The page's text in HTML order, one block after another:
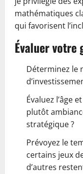
mathématiques
qui favorisent
Évaluer votre
Déterminez le
Évaluez l’âge
plutôt
stratégique ?
Prévoyez le
certains jeux
d’autres